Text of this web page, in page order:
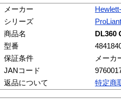
メーカー
シリーズ
ProLiant
商品名
DL360
型番
保証条件
メーカ
JANコード
返品について
特定商